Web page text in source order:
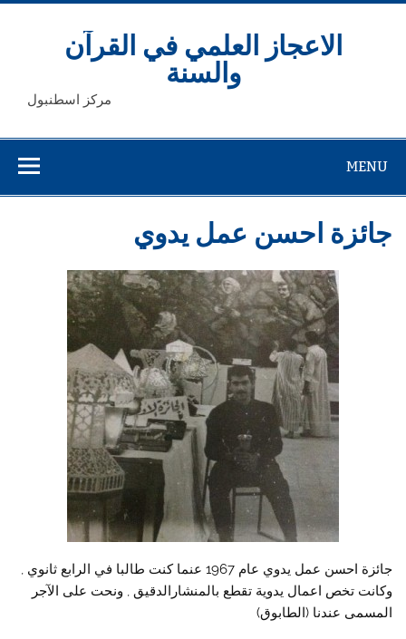
Skip
الاعجاز العلمي في القرآن
والسنة
مركز اسطنبول
MENU
جائزة احسن عمل يدوي
جائزة احسن عمل يدوي عام 1967 عنما كنت طالبا في الرابع ثانوي ,
وكانت تخص اعمال يدوية تقطع بالمنشارالدقيق , ونحت على الآجر
المسمى عندنا (الطابوق)